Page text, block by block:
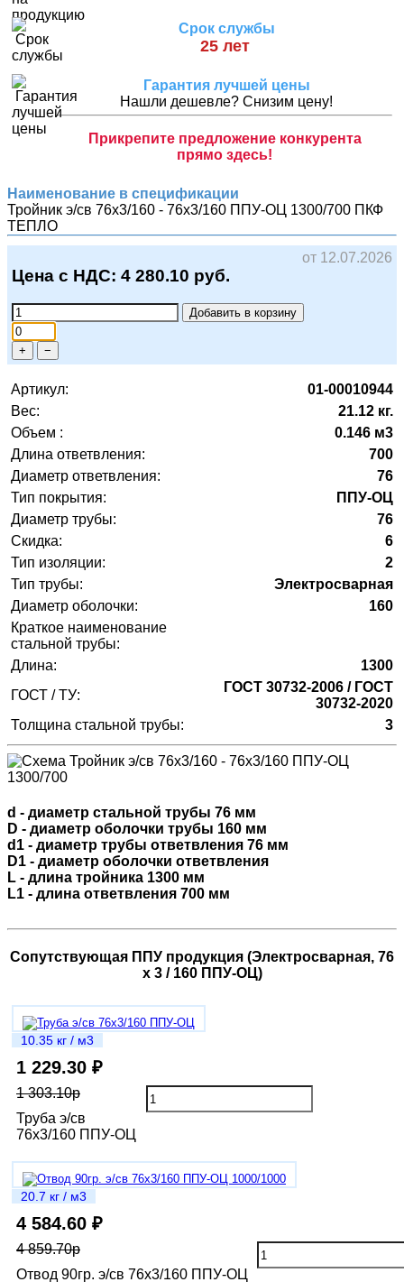
Срок службы
25 лет
Гарантия лучшей цены
Нашли дешевле? Снизим цену!
Прикрепите предложение конкурента
прямо здесь!
Наименование в спецификации
Тройник э/св 76х3/160 - 76х3/160 ППУ-ОЦ 1300/700 ПКФ
ТЕПЛО
от 12.07.2026
Цена с НДС: 4 280.10 руб.
Добавить в корзину
+ −
Артикул:
01-00010944
Вес:
21.12 кг.
Объем :
0.146 м3
Длина ответвления:
700
Диаметр ответвления:
76
Тип покрытия:
ППУ-ОЦ
Диаметр трубы:
76
Скидка:
6
Тип изоляции:
2
Тип трубы:
Электросварная
Диаметр оболочки:
160
Краткое наименование
стальной трубы:
Длина:
1300
ГОСТ / ТУ:
ГОСТ 30732-2006 / ГОСТ
30732-2020
Толщина стальной трубы:
3
d - диаметр стальной трубы 76 мм
D - диаметр оболочки трубы 160 мм
d1 - диаметр трубы ответвления 76 мм
D1 - диаметр оболочки ответвления
L - длина тройника 1300 мм
L1 - длина ответвления 700 мм
Сопутствующая ППУ продукция (Электросварная, 76
х 3 / 160 ППУ-ОЦ)
10.35 кг / м3
1 229.30 ₽
1 303.10р
Труба э/св
76х3/160 ППУ-ОЦ
20.7 кг / м3
4 584.60 ₽
4 859.70р
Отвод 90гр. э/св 76х3/160 ППУ-ОЦ